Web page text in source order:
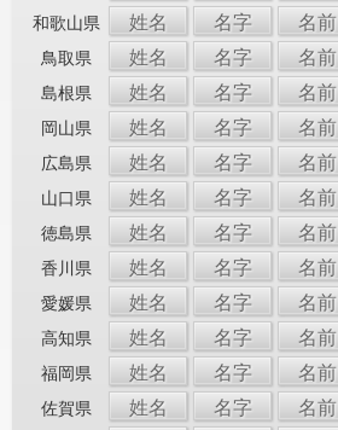
和歌山県 姓名 名字 名前
鳥取県 姓名 名字 名前
島根県 姓名 名字 名前
岡山県 姓名 名字 名前
広島県 姓名 名字 名前
山口県 姓名 名字 名前
徳島県 姓名 名字 名前
香川県 姓名 名字 名前
愛媛県 姓名 名字 名前
高知県 姓名 名字 名前
福岡県 姓名 名字 名前
佐賀県 姓名 名字 名前